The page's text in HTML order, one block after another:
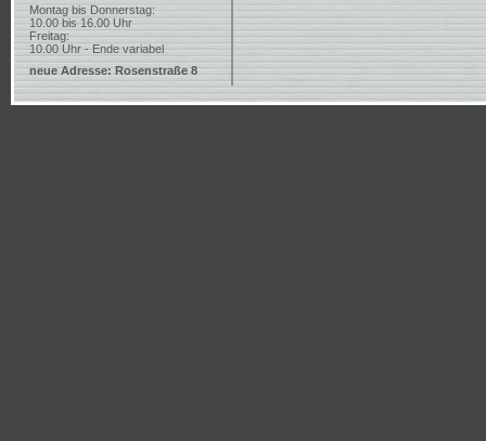
Montag bis Donnerstag:
10.00 bis 16.00 Uhr
Freitag:
10.00 Uhr - Ende variabel
neue Adresse: Rosenstraße 8